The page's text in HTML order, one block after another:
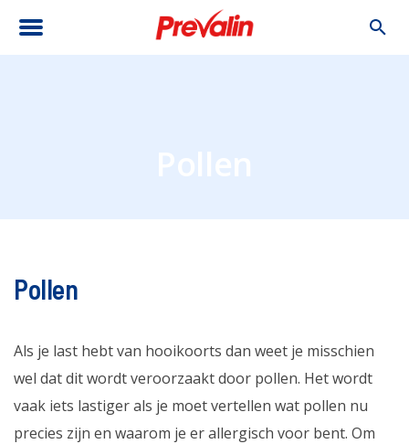
Pollen
Pollen
Als je last hebt van hooikoorts dan weet je misschien
wel dat dit wordt veroorzaakt door pollen. Het wordt
vaak iets lastiger als je moet vertellen wat pollen nu
precies zijn en waarom je er allergisch voor bent. Om